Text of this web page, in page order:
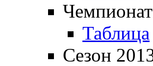
Таблица
Сезон